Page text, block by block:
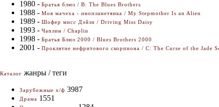
1980 - Братья блюз / B: The Blues Brothers
1988 - Моя мачеха - инопланетянка / My Stepmother Is an Alien
1989 - Шофер мисс Дэйзи / Driving Miss Daisy
1993 - Чаплин / Chaplin
1998 - Братья Блюз 2000 / Blues Brothers 2000
2001 - Проклятие нефритового скорпиона / C: The Curse of the Jade
Каталог жанры / теги
Зарубежные х/ф 3987
Драма 1551